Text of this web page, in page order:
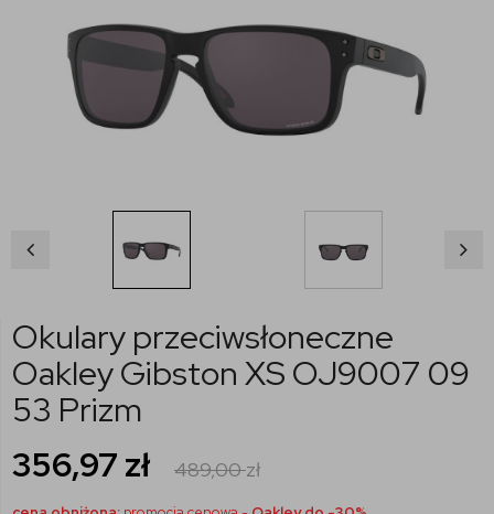
Okulary przeciwsłoneczne
Oakley Gibston XS OJ9007 09
53 Prizm
356,97 zł 489,00zł